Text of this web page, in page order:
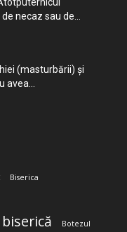
necaz sau de...
(masturbării) şi
avea...
Biserica
biserică Botezul